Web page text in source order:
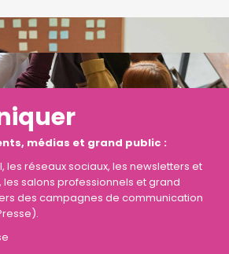
médias et grand public :
l, les réseaux sociaux, les newsletters et
les salons professionnels et grand
des campagnes de communication